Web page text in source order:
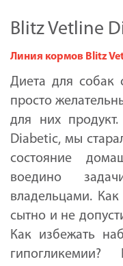
Blitz Vetline
Линия кормов Blitz
Диета для
просто
для них
Diabetic, мы
состояние
воедино
владельцами.
сытно и не
Как избежать